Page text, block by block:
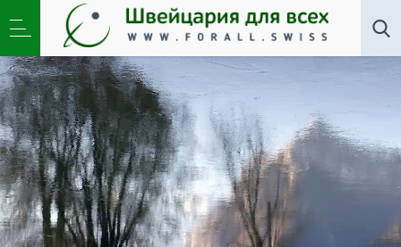
Литклуб»Горит полночная луна